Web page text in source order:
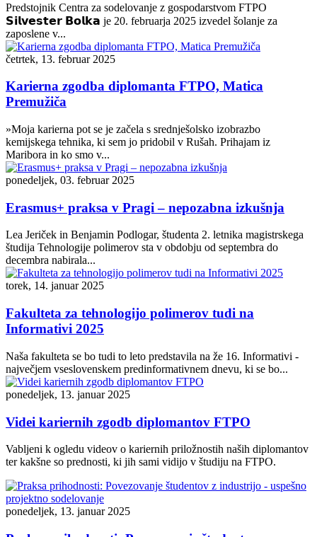
Predstojnik Centra za sodelovanje z gospodarstvom FTPO
𝗦𝗶𝗹𝘃𝗲𝘀𝘁𝗲𝗿 𝗕𝗼𝗹𝗸𝗮 je 20. februarja 2025 izvedel šolanje za
zaposlene v...
četrtek, 13. februar 2025
Karierna zgodba diplomanta FTPO, Matica
Premužiča
»Moja karierna pot se je začela s srednješolsko izobrazbo
kemijskega tehnika, ki sem jo pridobil v Rušah. Prihajam iz
Maribora in ko smo v...
ponedeljek, 03. februar 2025
Erasmus+ praksa v Pragi – nepozabna izkušnja
Lea Jeriček in Benjamin Podlogar, študenta 2. letnika magistrskega
študija Tehnologije polimerov sta v obdobju od septembra do
decembra nabirala...
torek, 14. januar 2025
Fakulteta za tehnologijo polimerov tudi na
Informativi 2025
Naša fakulteta se bo tudi to leto predstavila na že 16. Informativi -
največjem vseslovenskem predinformativnem dnevu, ki se bo...
ponedeljek, 13. januar 2025
Videi kariernih zgodb diplomantov FTPO
Vabljeni k ogledu videov o kariernih priložnostih naših diplomantov
ter kakšne so prednosti, ki jih sami vidijo v študiju na FTPO.
ponedeljek, 13. januar 2025